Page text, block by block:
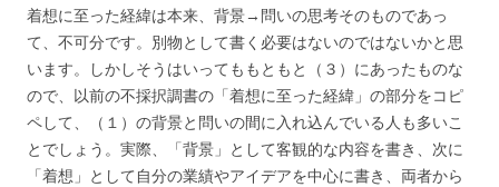
着想に至った経緯は本来、背景→問いの思考そのものであっ
て、不可分です。別物として書く必要はないのではないかと思
います。しかしそうはいってももともと（３）にあったものな
ので、以前の不採択調書の「着想に至った経緯」の部分をコピ
ペして、（１）の背景と問いの間に入れ込んでいる人も多いこ
とでしょう。実際、「背景」として客観的な内容を書き、次に
「着想」として自分の業績やアイデアを中心に書き、両者から